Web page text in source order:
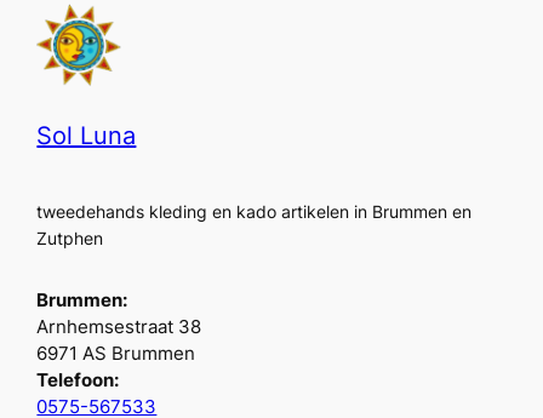
Sol Luna
tweedehands kleding en kado artikelen in Brummen en
Zutphen
Brummen:
Arnhemsestraat 38
6971 AS Brummen
Telefoon:
0575-567533